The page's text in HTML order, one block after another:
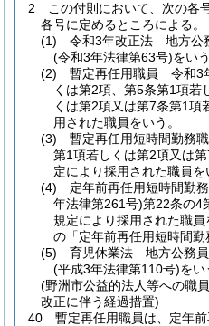
2
この付則において、次の各
各号に定めるところによる。
(1)
令和3年改正法 地方公
(令和3年法律第63号)をいう
(2)
暫定再任用職員 令和3
くは第2項、第5条第1項若
くは第2項又は第7条第1項
用された職員をいう。
(3)
暫定再任用短時間勤務
第1項若しくは第2項又は
定により採用された職員を
(4)
定年前再任用短時間勤
年法律第261号)第22条の4
規定により採用された職員
の「定年前再任用短時間勤
(5)
育児休業法 地方公務
(平成3年法律第110号)をい
(野洲市公益的法人等への職
改正に伴う経過措置)
40
暫定再任用職員は、定年